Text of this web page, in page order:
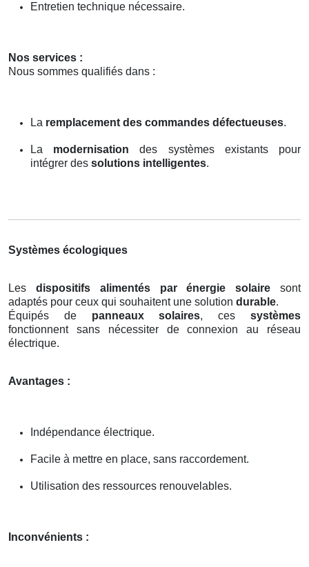
Entretien technique nécessaire.
Nos services :
Nous sommes qualifiés dans :
La remplacement des commandes défectueuses.
La modernisation des systèmes existants pour
intégrer des solutions intelligentes.
Systèmes écologiques
Les dispositifs alimentés par énergie solaire sont
adaptés pour ceux qui souhaitent une solution durable.
Équipés de panneaux solaires, cessystèmes
fonctionnent sans nécessiter de connexion au réseau
électrique.
Avantages :
Indépendance électrique.
Facile à mettre en place, sans raccordement.
Utilisation des ressources renouvelables.
Inconvénients :